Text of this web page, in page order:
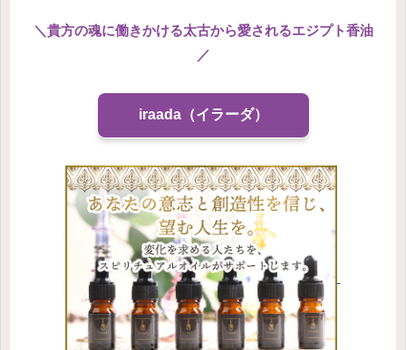
＼貴方の魂に働きかける太古から愛されるエジプト香油
／
iraada（イラーダ）